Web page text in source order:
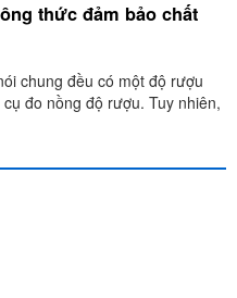
thức đảm bảo chất
chung đều có một độ rượu
đo nồng độ rượu. Tuy nhiên,